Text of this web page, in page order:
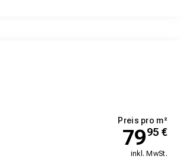
Preis pro m²
7995 €
inkl. MwSt.